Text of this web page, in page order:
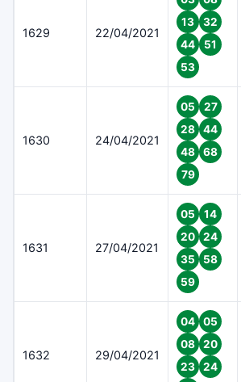
1629 22/04/2021
13
32
44
51
53
1630 24/04/2021
05
27
28
44
48
68
79
1631 27/04/2021
05
14
20
24
35
58
59
1632 29/04/2021
04
05
08
20
23
24